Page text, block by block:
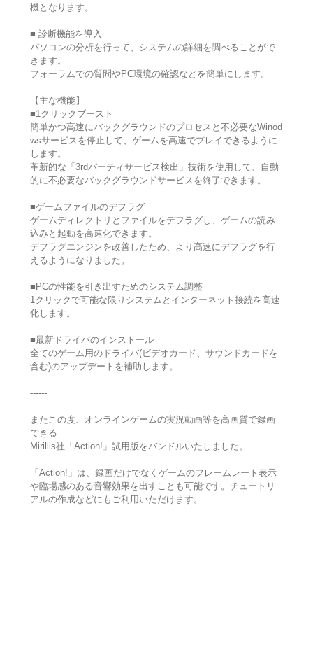
機となります。
■ 診断機能を導入
パソコンの分析を行って、システムの詳細を調べることがで
きます。
フォーラムでの質問やPC環境の確認などを簡単にします。
【主な機能】
■1クリックブースト
簡単かつ高速にバックグラウンドのプロセスと不必要なWinod
wsサービスを停止して、ゲームを高速でプレイできるように
します。
革新的な「3rdパーティサービス検出」技術を使用して、自動
的に不必要なバックグラウンドサービスを終了できます。
■ゲームファイルのデフラグ
ゲームディレクトリとファイルをデフラグし、ゲームの読み
込みと起動を高速化できます。
デフラグエンジンを改善したため、より高速にデフラグを行
えるようになりました。
■PCの性能を引き出すためのシステム調整
1クリックで可能な限りシステムとインターネット接続を高速
化します。
■最新ドライバのインストール
全てのゲーム用のドライバ(ビデオカード、サウンドカードを
含む)のアップデートを補助します。
------
またこの度、オンラインゲームの実況動画等を高画質で録画
できる
Mirillis社「Action!」試用版をバンドルいたしました。
「Action!」は、録画だけでなくゲームのフレームレート表示
や臨場感のある音響効果を出すことも可能です。チュートリ
アルの作成などにもご利用いただけます。